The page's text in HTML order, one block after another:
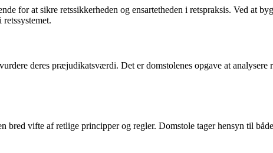
for at sikre retssikkerheden og ensartetheden i retspraksis. Ved at
deres præjudikatsværdi. Det er domstolenes opgave at analysere
vifte af retlige principper og regler. Domstole tager hensyn til